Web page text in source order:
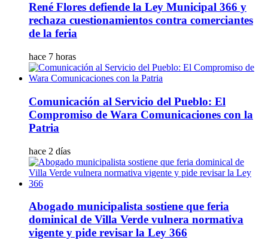
René Flores defiende la Ley Municipal 366 y
rechaza cuestionamientos contra comerciantes
de la feria
hace 7 horas
Comunicación al Servicio del Pueblo: El
Compromiso de Wara Comunicaciones con la
Patria
hace 2 días
Abogado municipalista sostiene que feria
dominical de Villa Verde vulnera normativa
vigente y pide revisar la Ley 366